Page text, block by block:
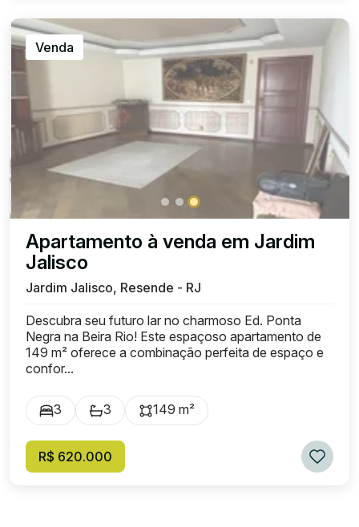
Venda
Apartamento à venda em Jardim
Jalisco
Jardim Jalisco, Resende - RJ
Descubra seu futuro lar no charmoso Ed. Ponta
Negra na Beira Rio! Este espaçoso apartamento de
149 m² oferece a combinação perfeita de espaço e
confor...
3 3 149 m²
R$ 620.000